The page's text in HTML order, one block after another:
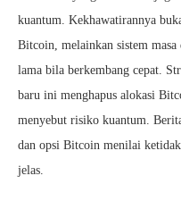
kuantum. Kekhawatirannya
Bitcoin, melainkan sistem
lama bila berkembang cepat.
baru ini menghapus alokasi
menyebut risiko kuantum.
dan opsi Bitcoin menilai
jelas.